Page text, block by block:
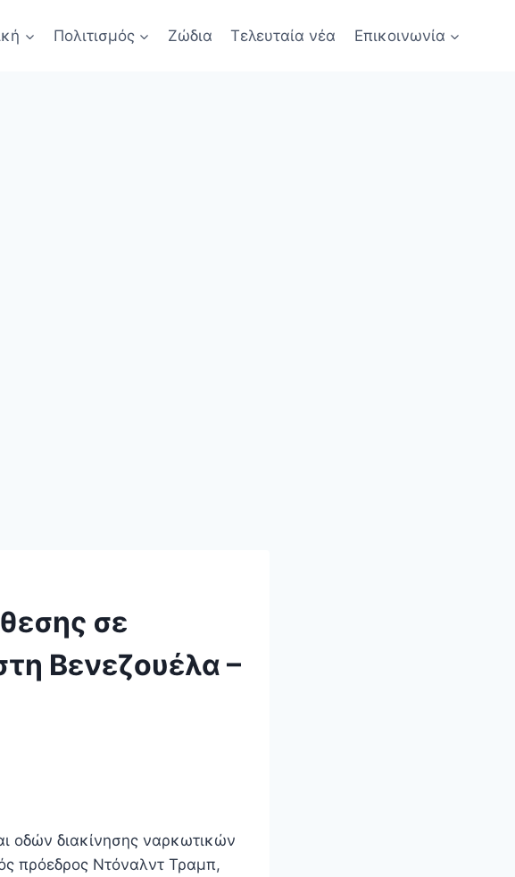
Πολιτισμός Ζώδια Τελευταία νέα Επικοινωνία
σε
Βενεζουέλα –
οδών διακίνησης ναρκωτικών
πρόεδρος Ντόναλντ Τραμπ,